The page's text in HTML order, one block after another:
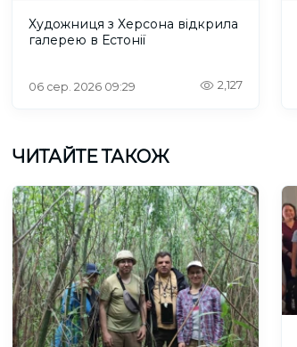
Художниця з Херсона відкрила
галерею в Естонії
06 сер. 2026 09:29 2,127
ЧИТАЙТЕ ТАКОЖ